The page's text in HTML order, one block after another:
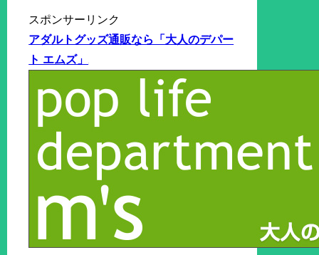
スポンサーリンク
アダルトグッズ通販なら「大人のデパー
ト エムズ」